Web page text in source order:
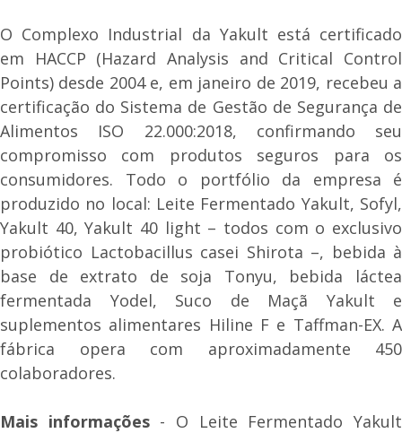
O Complexo Industrial da Yakult está certificado
em HACCP (Hazard Analysis and Critical Control
Points) desde 2004 e, em janeiro de 2019, recebeu a
certificação do Sistema de Gestão de Segurança de
Alimentos ISO 22.000:2018, confirmando seu
compromisso com produtos seguros para os
consumidores. Todo o portfólio da empresa é
produzido no local: Leite Fermentado Yakult, Sofyl,
Yakult 40, Yakult 40 light – todos com o exclusivo
probiótico Lactobacillus casei Shirota –, bebida à
base de extrato de soja Tonyu, bebida láctea
fermentada Yodel, Suco de Maçã Yakult e
suplementos alimentares Hiline F e Taffman-EX. A
fábrica opera com aproximadamente 450
colaboradores.
Mais informações- O Leite Fermentado Yakult